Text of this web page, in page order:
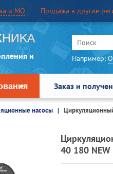
и МО Продажа в другие
и
Например:
Заказ и
насосы
40 180 NEW